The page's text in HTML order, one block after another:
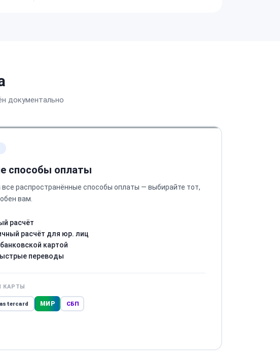
документально
способы оплаты
распространённые способы оплаты — выбирайте тот,
вам.
расчёт
расчёт для юр. лиц
картой
переводы
КАРТЫ
МИР СБП